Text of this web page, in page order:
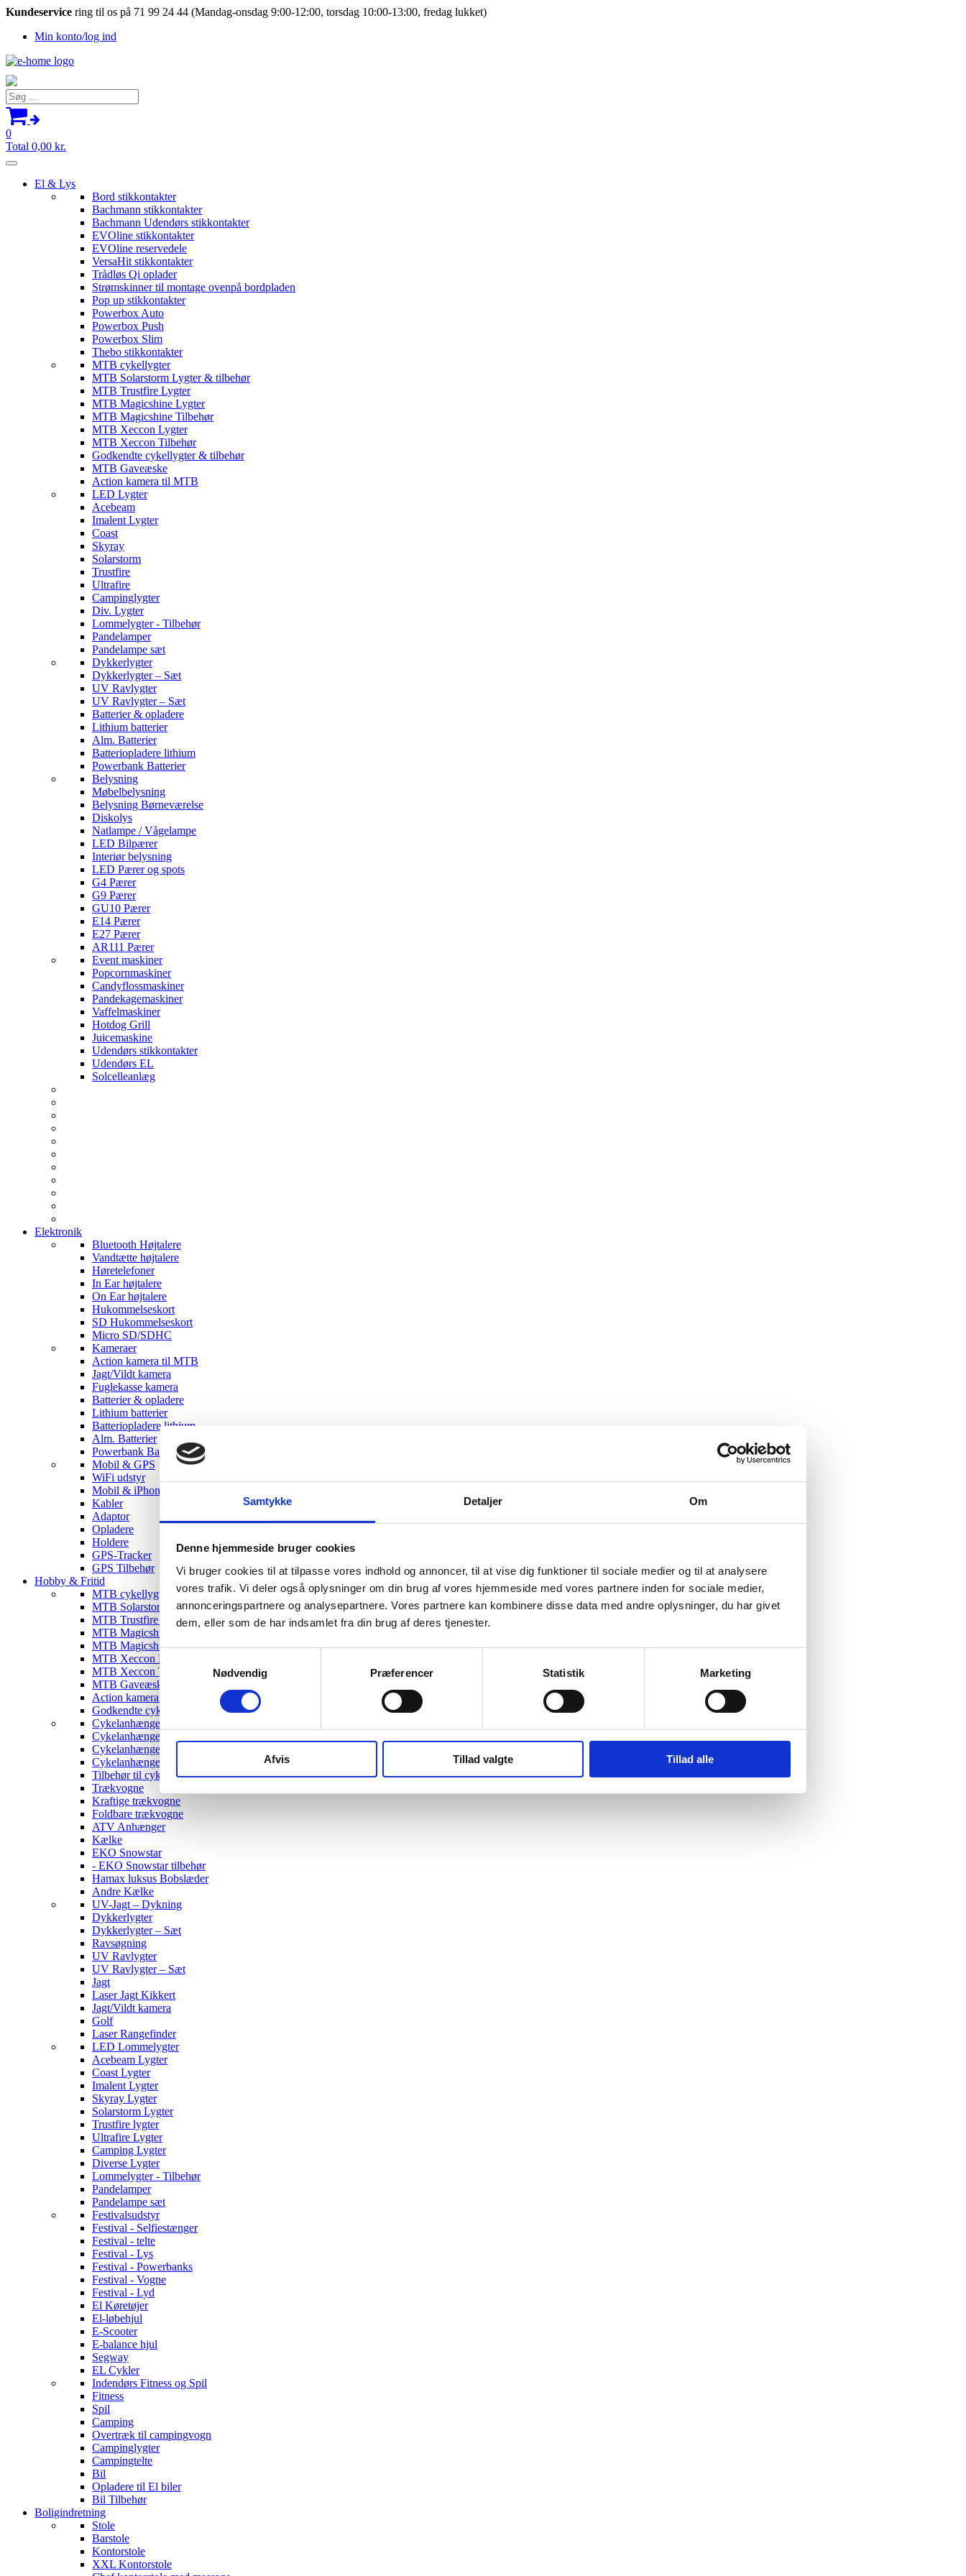
Samtykke Detaljer Om
Denne hjemmeside bruger cookies
Vi bruger cookies til at tilpasse vores indhold og annoncer, til at vise dig funktioner til sociale medier og til at analysere
vores trafik. Vi deler også oplysninger om din brug af vores hjemmeside med vores partnere inden for sociale medier,
annonceringspartnere og analysepartnere. Vores partnere kan kombinere disse data med andre oplysninger, du har givet
dem, eller som de har indsamlet fra din brug af deres tjenester.
Samtykkevalg
Nødvendig
Præferencer Statistik Marketing
Afvis Tillad valgte Tillad alle
Kundeservice ring til os på 71 99 24 44 (Mandag-onsdag 9:00-12:00, torsdag 10:00-13:00, fredag lukket)
Min konto/log ind
Søg
efter:
0
Total 0,00 kr.
El & Lys
Bord stikkontakter
Bachmann stikkontakter
Bachmann Udendørs stikkontakter
EVOline stikkontakter
EVOline reservedele
VersaHit stikkontakter
Trådløs Qi oplader
Strømskinner til montage ovenpå bordpladen
Pop up stikkontakter
Powerbox Auto
Powerbox Push
Powerbox Slim
Thebo stikkontakter
MTB cykellygter
MTB Solarstorm Lygter & tilbehør
MTB Trustfire Lygter
MTB Magicshine Lygter
MTB Magicshine Tilbehør
MTB Xeccon Lygter
MTB Xeccon Tilbehør
Godkendte cykellygter & tilbehør
MTB Gaveæske
Action kamera til MTB
LED Lygter
Acebeam
Imalent Lygter
Coast
Skyray
Solarstorm
Trustfire
Ultrafire
Campinglygter
Div. Lygter
Lommelygter - Tilbehør
Pandelamper
Pandelampe sæt
Dykkerlygter
Dykkerlygter – Sæt
UV Ravlygter
UV Ravlygter – Sæt
Batterier & opladere
Lithium batterier
Alm. Batterier
Batteriopladere lithium
Powerbank Batterier
Belysning
Møbelbelysning
Belysning Børneværelse
Diskolys
Natlampe / Vågelampe
LED Bilpærer
Interiør belysning
LED Pærer og spots
G4 Pærer
G9 Pærer
GU10 Pærer
E14 Pærer
E27 Pærer
AR111 Pærer
Event maskiner
Popcornmaskiner
Candyflossmaskiner
Pandekagemaskiner
Vaffelmaskiner
Hotdog Grill
Juicemaskine
Udendørs stikkontakter
Udendørs EL
Solcelleanlæg
Elektronik
Bluetooth Højtalere
Vandtætte højtalere
Høretelefoner
In Ear højtalere
On Ear højtalere
Hukommelseskort
SD Hukommelseskort
Micro SD/SDHC
Kameraer
Action kamera til MTB
Jagt/Vildt kamera
Fuglekasse kamera
Batterier & opladere
Lithium batterier
Batteriopladere lithium
Alm. Batterier
Powerbank Batterier
Mobil & GPS
WiFi udstyr
Mobil & iPhone tilbehør
Kabler
Adaptor
Opladere
Holdere
GPS-Tracker
GPS Tilbehør
Hobby & Fritid
MTB cykellygter
MTB Solarstorm Lygter & tilbehør
MTB Trustfire Lygter
MTB Magicshine Lygter
MTB Magicshine Tilbehør
MTB Xeccon Lygter
MTB Xeccon Tilbehør
MTB Gaveæske
Action kamera til MTB
Godkendte cykellygter & tilbehør
Cykelanhængere
Cykelanhænger til Børn
Cykelanhænger til hunde
Cykelanhænger Cargo
Tilbehør til cykelanhængere
Trækvogne
Kraftige trækvogne
Foldbare trækvogne
ATV Anhænger
Kælke
EKO Snowstar
- EKO Snowstar tilbehør
Hamax luksus Bobslæder
Andre Kælke
UV-Jagt – Dykning
Dykkerlygter
Dykkerlygter – Sæt
Ravsøgning
UV Ravlygter
UV Ravlygter – Sæt
Jagt
Laser Jagt Kikkert
Jagt/Vildt kamera
Golf
Laser Rangefinder
LED Lommelygter
Acebeam Lygter
Coast Lygter
Imalent Lygter
Skyray Lygter
Solarstorm Lygter
Trustfire lygter
Ultrafire Lygter
Camping Lygter
Diverse Lygter
Lommelygter - Tilbehør
Pandelamper
Pandelampe sæt
Festivalsudstyr
Festival - Selfiestænger
Festival - telte
Festival - Lys
Festival - Powerbanks
Festival - Vogne
Festival - Lyd
El Køretøjer
El-løbehjul
E-Scooter
E-balance hjul
Segway
EL Cykler
Indendørs Fitness og Spil
Fitness
Spil
Camping
Overtræk til campingvogn
Campinglygter
Campingtelte
Bil
Opladere til El biler
Bil Tilbehør
Boligindretning
Stole
Barstole
Kontorstole
XXL Kontorstole